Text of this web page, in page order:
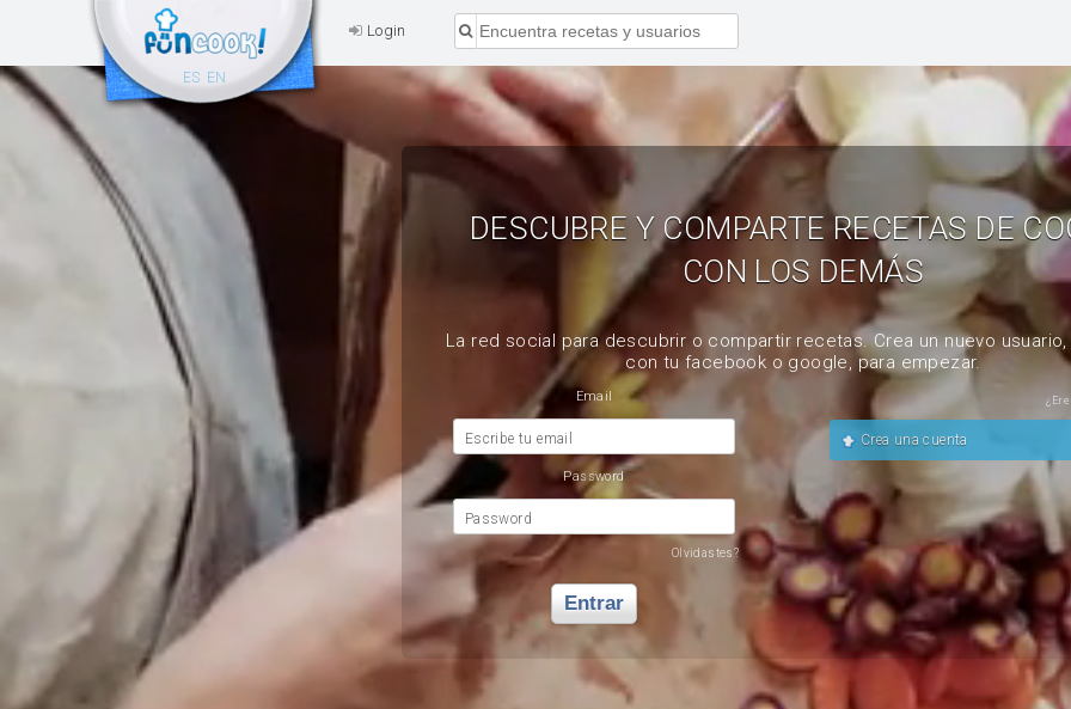
Login
ES EN
DESCUBRE Y COMPARTE RECETAS DE
CON LOS DEMÁS
La red social para descubrir o compartir recetas. Crea un nuevo
con tu facebook o google, para empezar.
Email
Escribe tu email
Password
Password
Olvidastes?
Entrar
Crea una cuenta